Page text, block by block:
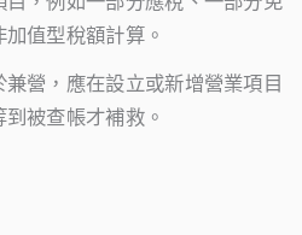
值型稅額計算。
營，應在設立或新增營業項目
被查帳才補救。